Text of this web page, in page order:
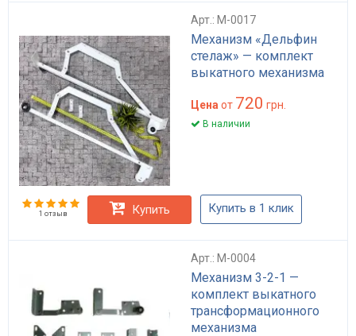
Арт.: M-0017
Механизм «Дельфин
стелаж» — комплект
выкатного механизма
Цена от 720 грн.
В наличии
1 отзыв Купить Купить в 1 клик
Арт.: M-0004
Механизм 3-2-1 —
комплект выкатного
трансформационного
механизма